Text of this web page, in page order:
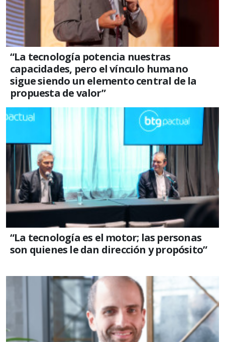
“La tecnología potencia nuestras
capacidades, pero el vínculo humano
sigue siendo un elemento central de la
propuesta de valor”
“La tecnología es el motor; las personas
son quienes le dan dirección y propósito”